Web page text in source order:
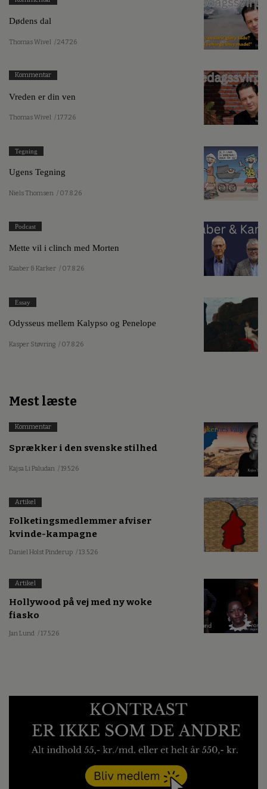
Dødens dal
Thomas Wivel / 24.7.26
Kommentar
Vreden er din ven
Thomas Wivel / 17.7.26
Tegning
Ugens Tegning
Niels Thomsen / 07.8.26
Podcast
Mette vil i clinch med Morten
Kaaber & Karker / 07.8.26
Essay
Odysseus mellem Kalypso og Penelope
Kasper Støvring / 07.8.26
Mest læste
Kommentar
Sprækker i den svenske stilhed
Kajsa Li Paludan / 19.5.26
Artikel
Folketingsmedlemmer afviser
kvinde-kampagne
Daniel Holst Pinderup / 13.5.26
Artikel
Hollywood på vej med ny woke
fiasko
Jan Lund / 17.5.26